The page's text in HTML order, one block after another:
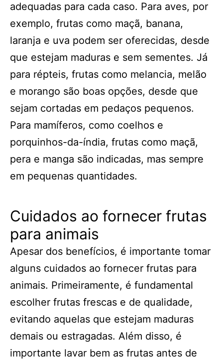
adequadas para cada caso. Para aves, por
exemplo, frutas como maçã, banana,
laranja e uva podem ser oferecidas, desde
que estejam maduras e sem sementes. Já
para répteis, frutas como melancia, melão
e morango são boas opções, desde que
sejam cortadas em pedaços pequenos.
Para mamíferos, como coelhos e
porquinhos-da-índia, frutas como maçã,
pera e manga são indicadas, mas sempre
em pequenas quantidades.
Cuidados ao fornecer frutas
para animais
Apesar dos benefícios, é importante tomar
alguns cuidados ao fornecer frutas para
animais. Primeiramente, é fundamental
escolher frutas frescas e de qualidade,
evitando aquelas que estejam maduras
demais ou estragadas. Além disso, é
importante lavar bem as frutas antes de